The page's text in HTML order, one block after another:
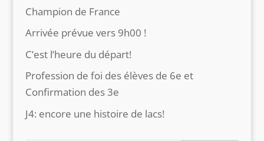
Champion de France
Arrivée prévue vers 9h00 !
C’est l’heure du départ!
Profession de foi des élèves de 6e et
Confirmation des 3e
J4: encore une histoire de lacs!